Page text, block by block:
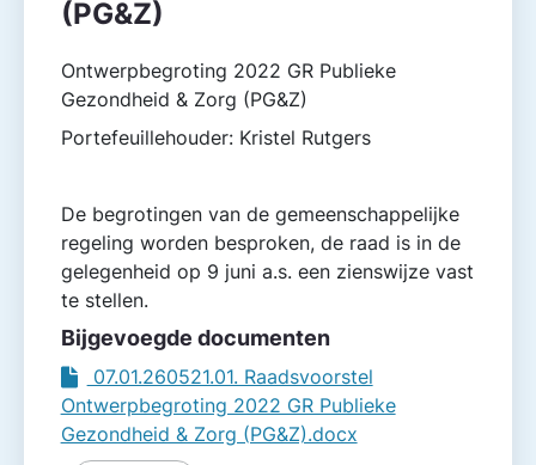
(PG&Z)
Ontwerpbegroting 2022 GR Publieke
Gezondheid & Zorg (PG&Z)
Portefeuillehouder: Kristel Rutgers
De begrotingen van de gemeenschappelijke
regeling worden besproken, de raad is in de
gelegenheid op 9 juni a.s. een zienswijze vast
te stellen.
Bijgevoegde documenten
07.01.260521.01. Raadsvoorstel
Ontwerpbegroting 2022 GR Publieke
Gezondheid & Zorg (PG&Z).docx